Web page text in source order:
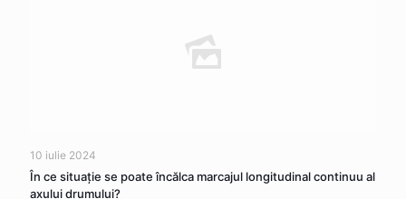
10 iulie 2024
În ce situaţie se poate încălca marcajul longitudinal continuu al
axului drumului?